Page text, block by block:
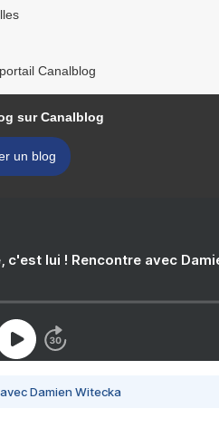
Canalblog
sur Canalblog
un blog
lui ! Rencontre avec
Damien Witecka